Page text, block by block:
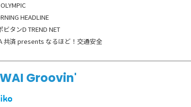
HEADLINE
ビタンD TREND NET
共済 presents なるほど！交通安全
Groovin'